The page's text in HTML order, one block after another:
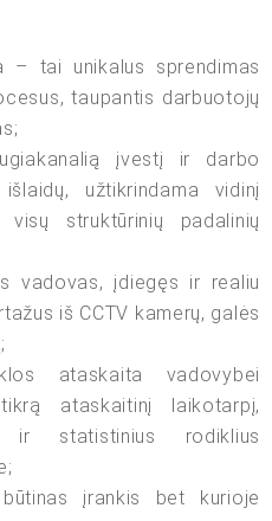
– tai unikalus sprendimas
taupantis darbuotojų
įvestį ir darbo
užtikrindama vidinį
struktūrinių padalinių
vadovas, įdiegęs ir realiu
iš CCTV kamerų, galės
ataskaita vadovybei
ataskaitinį laikotarpį,
ir statistinius rodiklius
įrankis bet kurioje